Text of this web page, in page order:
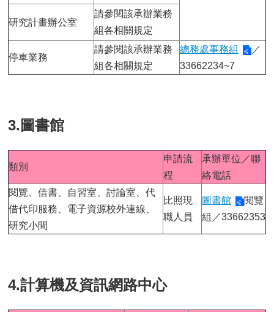
研究計畫辦公室
請參閱該承辦業務
組各相關規定
停車業務
請參閱該承辦業務
組各相關規定
總務處事務組
／
33662234~7
3.圖書館
類別
申請流
程
承辦單位／聯
絡電話
閱覽、借書、自習室、討論室、代
借代印服務、電子資源校外連線、
研究小間
比照現
職人員
圖書館
閱覽
組／33662353
4.計算機及資訊網路中心